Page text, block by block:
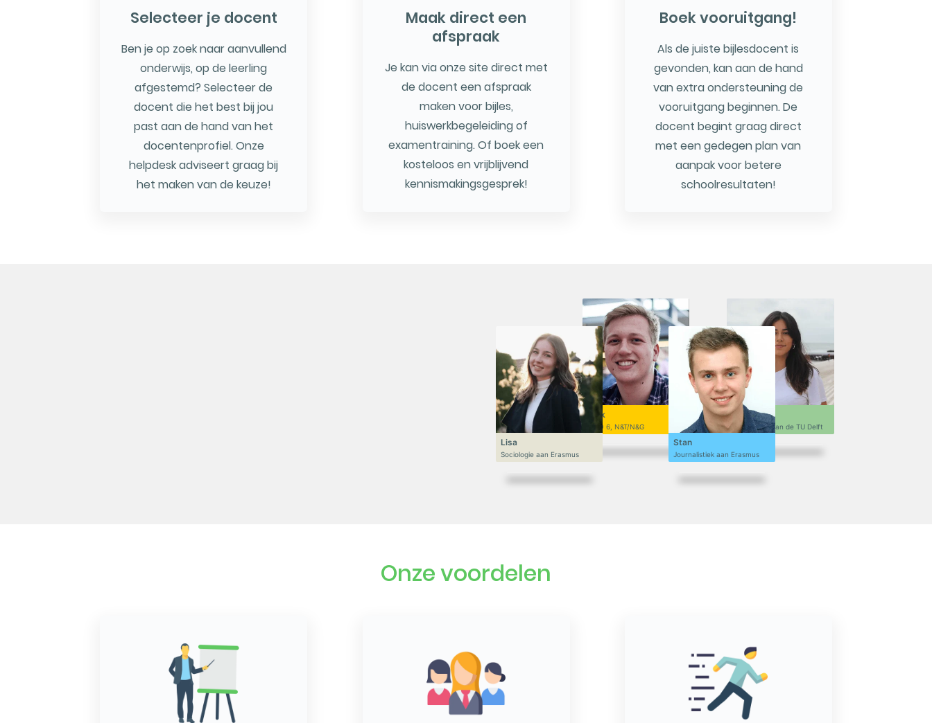
Selecteer je docent
Ben je op zoek naar aanvullend
onderwijs, op de leerling
afgestemd? Selecteer de
docent die het best bij jou
past aan de hand van het
docentenprofiel. Onze
helpdesk adviseert graag bij
het maken van de keuze!
Maak direct een
afspraak
Je kan via onze site direct met
de docent een afspraak
maken voor bijles,
huiswerkbegeleiding of
examentraining. Of boek een
kosteloos en vrijblijvend
kennismakingsgesprek!
Boek vooruitgang!
Als de juiste bijlesdocent is
gevonden, kan aan de hand
van extra ondersteuning de
vooruitgang beginnen. De
docent begint graag direct
met een gedegen plan van
aanpak voor betere
schoolresultaten!
Niek
VWO 6, N&T/N&G
Lisa
Sociologie aan Erasmus
Sofi
Ontwerpen aan de TU Delft
Stan
Journalistiek aan Erasmus
Onze voordelen